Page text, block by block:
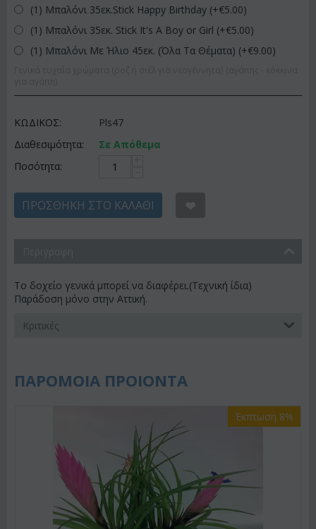
(1) Μπαλόνι 35εκ.Stick Happy Birthday (+€5.00)
(1) Μπαλόνι 35εκ. Stick It's A Boy or Girl (+€5.00)
(1) Μπαλόνι Με Ήλιο 45εκ. (Όλα Τα Θέματα) (+€9.00)
ΚΩΔΙΚΟΣ:
Pls47
Διαθεσιμότητα:
Σε Απόθεμα
Ποσότητα:
ΠΡΟΣΘΉΚΗ ΣΤΟ ΚΑΛΆΘΙ
Το δοχείο γενικά μπορεί να διαφέρει.(Τεχνική ίδια)
Παράδοση μόνο στην Αττική.
Κριτικές
ΠΑΡΟΜΟΙΑ ΠΡΟΙΟΝΤΑ
Έκπτωση 8%